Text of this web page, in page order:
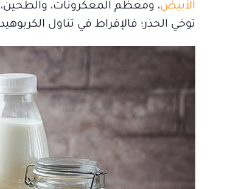
الأبيض، ومعظم المعكرونات، والطحين،
توخي الحذر؛ فالإفراط في تناول